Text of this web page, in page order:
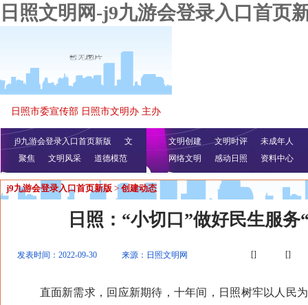
日照文明网-j9九游会登录入口首页
日照市委宣传部 日照市文明办 主办
j9九游会登录入口首页新版
文
明播报
公益视频
聚焦 文明风采 道德模范
文明创建 文明时评
未成年人
网络文明
感动日照 资料中心
j9九游会登录入口首页新版 > 创建动态
日照：“小切口”做好民生服务
发表时间：2022-09-30 来源：日照文明网 [] []
直面新需求，回应新期待，十年间，日照树牢以人民为